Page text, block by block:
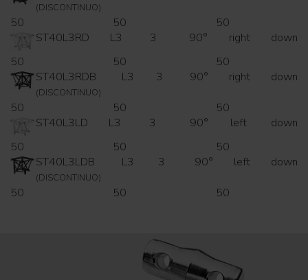
(DISCONTINUO)
50 50
50
ST40L3RD
L3 3 90° right
down
50
50
50
ST40L3RDB
(DISCONTINUO)
L3 3 90° right down
50 50
50
ST40L3LD
L3 3 90° left
down
50
50
50
ST40L3LDB
(DISCONTINUO)
L3 3 90° left down
50 50 50